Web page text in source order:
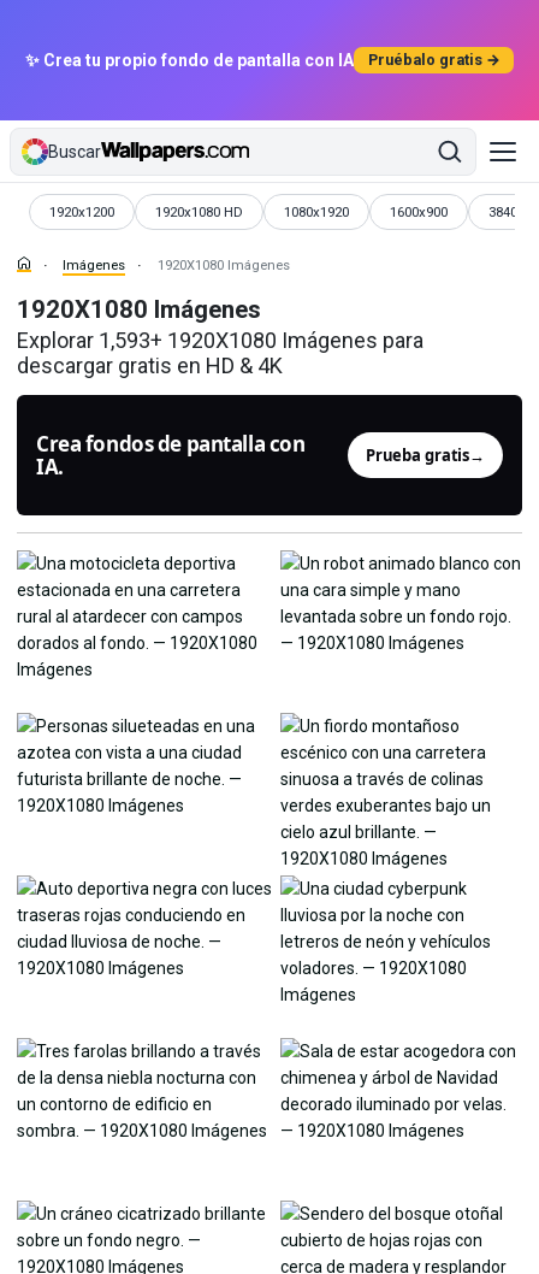
✨ Crea tu propio fondo de pantalla con IA Pruébalo gratis →
Buscar
1920x1200
Imágenes 1920x1080 HD
Imágenes 1080x1920
Imágenes 1600x900
Imágenes
Imágenes 1920X1080 Imágenes
1920X1080 Imágenes
Explorar 1,593+ 1920X1080 Imágenes para
descargar gratis en HD & 4K
Crea fondos de pantalla con
IA.
Prueba gratis→